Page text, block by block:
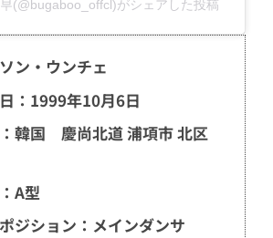
(@bugaboo_offcl)がシェアした投稿
ン・ウンチェ
：1999年10月6日
韓国 慶尚北道 浦項市 北区
A型
ジション：メインダンサ